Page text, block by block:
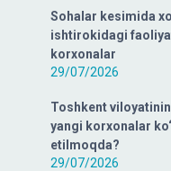
Sohalar kesimida
ishtirokidagi
korxonalar
29/07/2026
Toshkent
yangi korxonalar
etilmoqda?
29/07/2026